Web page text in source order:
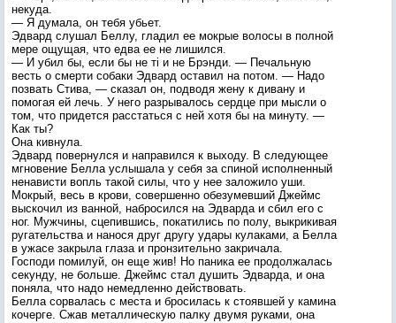
некуда.
— Я думала, он тебя убьет.
Эдвард слушал Беллу, гладил ее мокрые волосы в полной
мере ощущая, что едва ее не лишился.
— И убил бы, если бы не ті и не Брэнди. — Печальную
весть о смерти собаки Эдвард оставил на потом. — Надо
позвать Стива, — сказал он, подводя жену к дивану и
помогая ей лечь. У него разрывалось сердце при мысли о
том, что придется расстаться с ней хотя бы на минуту. —
Как ты?
Она кивнула.
Эдвард повернулся и направился к выходу. В следующее
мгновение Белла услышала у себя за спиной исполненный
ненависти вопль такой силы, что у нее заложило уши.
Мокрый, весь в крови, совершенно обезумевший Джеймс
выскочил из ванной, набросился на Эдварда и сбил его с
ног. Мужчины, сцепившись, покатились по полу, выкрикивая
ругательства и нанося друг другу удары кулаками, а Белла
в ужасе закрыла глаза и пронзительно закричала.
Господи помилуй, он еще жив! Но паника ее продолжалась
секунду, не больше. Джеймс стал душить Эдварда, и она
поняла, что надо немедленно действовать.
Белла сорвалась с места и бросилась к стоявшей у камина
кочерге. Сжав металлическую палку двумя руками, она